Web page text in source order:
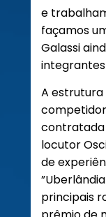
e
façamos
Galassi
A estrutura
contratada
locutor
de
principais